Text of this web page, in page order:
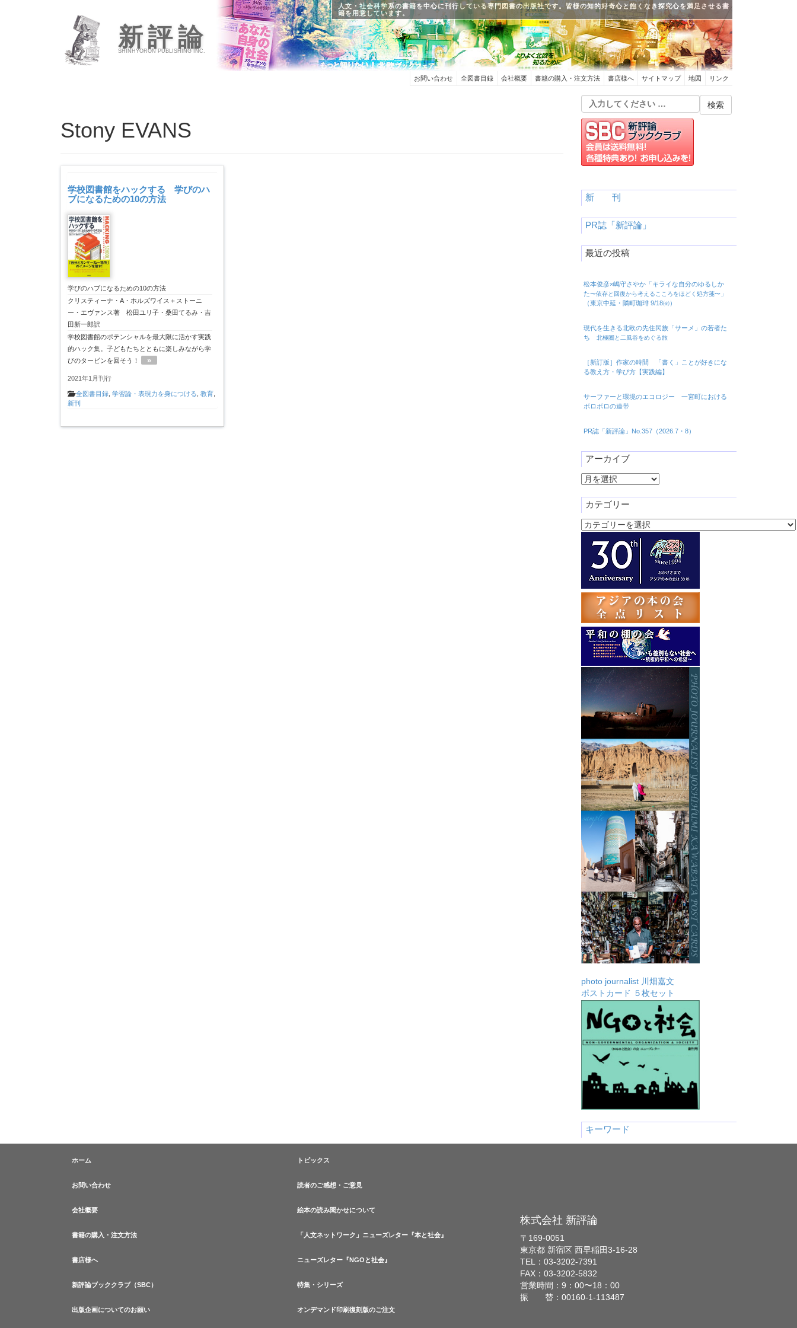
新評論
SHINHYORON PUBLISHING INC.
人文・社会科学系の書籍を中心に刊行している専門図書の出版社です。皆様の知的好奇心と飽くなき探究心を満足させる書
籍を用意しています。
お問い合わせ 全図書目録 会社概要 書籍の購入・注文方法 書店様へ サイトマップ 地図 リンク
Stony EVANS
学校図書館をハックする 学びのハ
ブになるための10の方法
学びのハブになるための10の方法
クリスティーナ・A・ホルズワイス＋ストーニ
ー・エヴァンス著 松田ユリ子・桑田てるみ・吉
田新一郎訳
学校図書館のポテンシャルを最大限に活かす実践
的ハック集。子どもたちとともに楽しみながら学
びのタービンを回そう！
»
2021年1月刊行
全図書目録 学習論・表現力を身につける 教育
新刊
新 刊
PR誌「新評論」
最近の投稿
松本俊彦×嶋守さやか「キライな自分のゆるしか
た〜依存と回復から考えるこころをほどく処方箋〜」
（東京中延・隣町珈琲 9/18㈮）
現代を生きる北欧の先住民族「サーメ」の若者た
ち 北極圏と二風谷をめぐる旅
［新訂版］作家の時間 「書く」ことが好きにな
る教え方・学び方【実践編】
サーファーと環境のエコロジー 一宮町における
ボロボロの連帯
PR誌「新評論」No.357（2026.7・8）
アーカイブ
ア
カ
イ
ブ
カテゴリー
カ
photo journalist 川畑嘉文
ポストカード ５枚セット
キーワード
ホーム
お問い合わせ
会社概要
書籍の購入・注文方法
書店様へ
新評論ブッククラブ（SBC）
出版企画についてのお願い
トピックス
読者のご感想・ご意見
絵本の読み聞かせについて
「人文ネットワーク」ニューズレター『本と社会』
ニューズレター『NGOと社会』
特集・シリーズ
オンデマンド印刷復刻版のご注文
株式会社 新評論
〒169-0051
東京都 新宿区 西早稲田3-16-28
TEL：03-3202-7391
FAX：03-3202-5832
営業時間：9：00〜18：00
振 替：00160-1-113487